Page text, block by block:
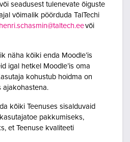
seadusest tulenevate õiguste
võimalik pöörduda TalTechi
henri.schasmin@taltech.eevõi
näha kõiki enda Moodle’is
igal hetkel Moodle’is oma
kohustub hoidma on
ajakohastena.
kõiki Teenuses sisalduvaid
pakkumiseks,
et Teenuse kvaliteeti